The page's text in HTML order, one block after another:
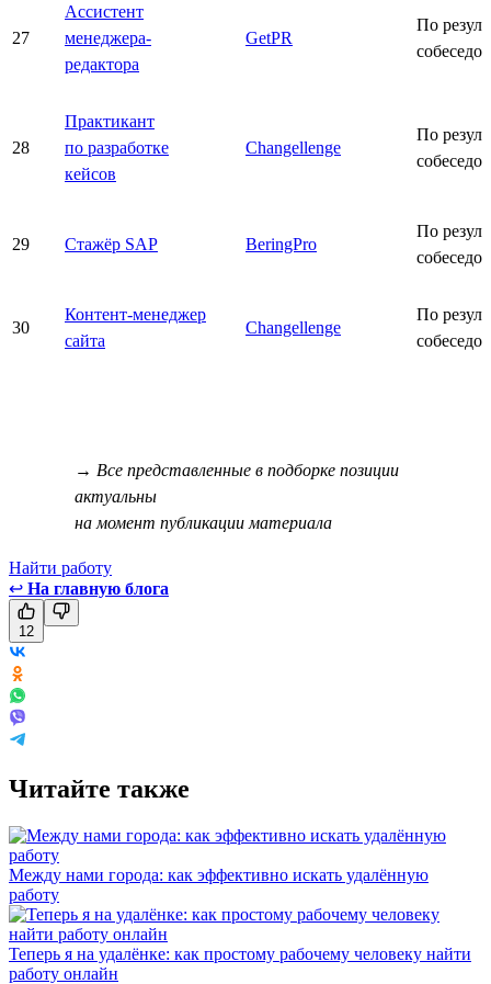
27
Ассистент
менеджера-
редактора
GetPR
По
28
Практикант
по разработке
кейсов
Changellenge
По
29 Стажёр SAP BeringPro
По
30
Контент-менеджер
сайта
Changellenge
По
→ Все представленные в подборке позиции
актуальны
на момент публикации материала
Найти работу
↩ На главную блога
12
Читайте также
Между нами города: как эффективно искать удалённую
работу
Теперь я на удалёнке: как простому рабочему человеку найти
работу онлайн